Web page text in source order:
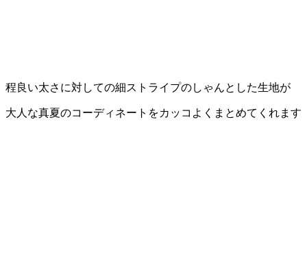
程良い太さに対しての細ストライプのしゃんとした生地が
大人な真夏のコーディネートをカッコよくまとめてくれます